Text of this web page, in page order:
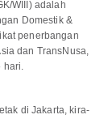
WIII) adalah
Domestik &
penerbangan
dan TransNusa,
hari.
di Jakarta, kira-